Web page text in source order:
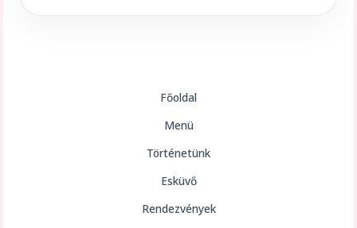
Főoldal
Menü
Történetünk
Esküvő
Rendezvények